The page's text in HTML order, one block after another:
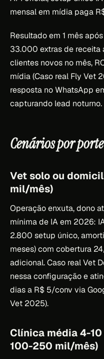
mensal em mídia paga
Resultado em 1 mês
33.000 extras de receita
clientes novos no mês,
mídia (Caso real Fly Vet
resposta no WhatsApp
capturando lead noturno.
Cenários por
Vet solo ou
mil/mês)
Operação enxuta, dono
mínima de IA em 2026:
2.800 setup único,
meses) com cobertura
adicional. Caso real Vet
nessa configuração e
dias a R$ 5/conv via
Vet 2025).
Clínica média 4-
100-250 mil/mês)